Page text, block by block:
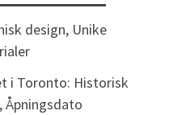
design, Unike
i Toronto: Historisk
Åpningsdato